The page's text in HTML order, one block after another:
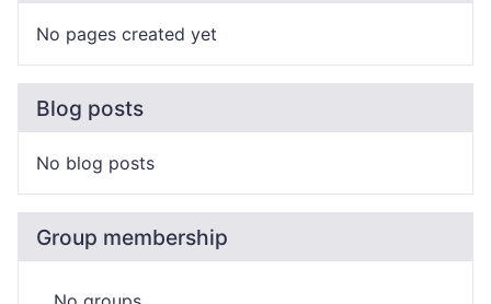
No pages created yet
Blog posts
No blog posts
Group membership